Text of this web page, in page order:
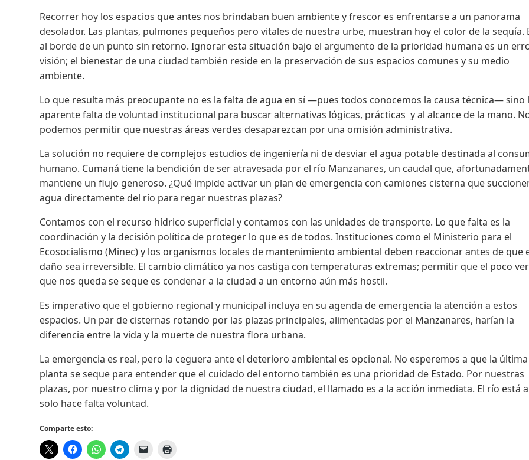
Recorrer hoy los espacios que antes nos brindaban buen ambiente y frescor es enfrentarse a un panorama
desolador. Las plantas, pulmones pequeños pero vitales de nuestra urbe, muestran hoy el color de la sequía.
al borde de un punto sin retorno. Ignorar esta situación bajo el argumento de la prioridad humana es un
visión; el bienestar de una ciudad también reside en la preservación de sus espacios comunes y su medio
ambiente.
Lo que resulta más preocupante no es la falta de agua en sí —pues todos conocemos la causa técnica— sino
aparente falta de voluntad institucional para buscar alternativas lógicas, prácticas y al alcance de la mano.
podemos permitir que nuestras áreas verdes desaparezcan por una omisión administrativa.
La solución no requiere de complejos estudios de ingeniería ni de desviar el agua potable destinada al
humano. Cumaná tiene la bendición de ser atravesada por el río Manzanares, un caudal que,
mantiene un flujo generoso. ¿Qué impide activar un plan de emergencia con camiones cisterna que
agua directamente del río para regar nuestras plazas?
Contamos con el recurso hídrico superficial y contamos con las unidades de transporte. Lo que falta es la
coordinación y la decisión política de proteger lo que es de todos. Instituciones como el Ministerio para el
Ecosocialismo (Minec) y los organismos locales de mantenimiento ambiental deben reaccionar antes de que
daño sea irreversible. El cambio climático ya nos castiga con temperaturas extremas; permitir que el poco
que nos queda se seque es condenar a la ciudad a un entorno aún más hostil.
Es imperativo que el gobierno regional y municipal incluya en su agenda de emergencia la atención a estos
espacios. Un par de cisternas rotando por las plazas principales, alimentadas por el Manzanares, harían la
diferencia entre la vida y la muerte de nuestra flora urbana.
La emergencia es real, pero la ceguera ante el deterioro ambiental es opcional. No esperemos a que la última
planta se seque para entender que el cuidado del entorno también es una prioridad de Estado. Por nuestras
plazas, por nuestro clima y por la dignidad de nuestra ciudad, el llamado es a la acción inmediata. El río está
solo hace falta voluntad.
Comparte esto: